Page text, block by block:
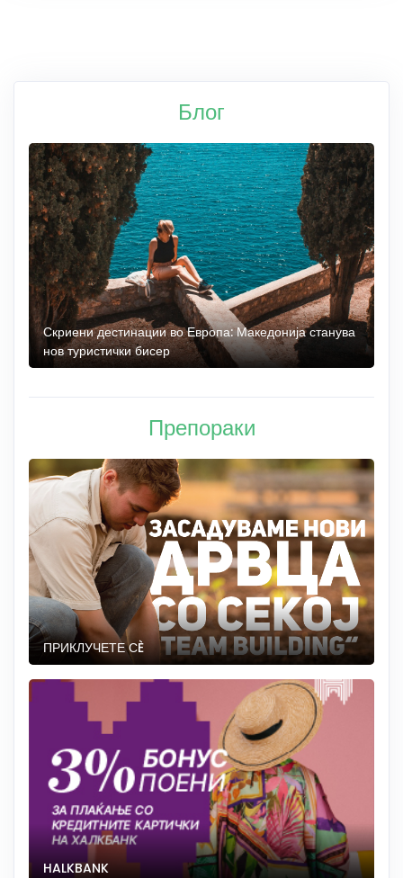
Блог
Скриени дестинации во Европа: Македонија станува
нов туристички бисер
Препораки
ПРИКЛУЧЕТЕ СÈ
HALKBANK